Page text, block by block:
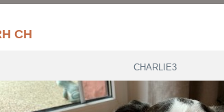
CH
CHARLIE3